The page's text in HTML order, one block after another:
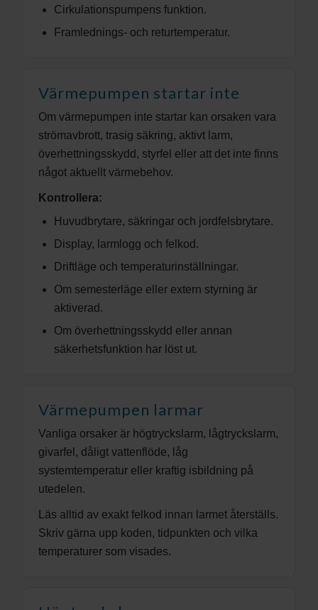
Cirkulationspumpens funktion.
Framlednings- och returtemperatur.
Värmepumpen startar inte
Om värmepumpen inte startar kan orsaken vara
strömavbrott, trasig säkring, aktivt larm,
överhettningsskydd, styrfel eller att det inte finns
något aktuellt värmebehov.
Kontrollera:
Huvudbrytare, säkringar och jordfelsbrytare.
Display, larmlogg och felkod.
Driftläge och temperaturinställningar.
Om semesterläge eller extern styrning är
aktiverad.
Om överhettningsskydd eller annan
säkerhetsfunktion har löst ut.
Värmepumpen larmar
Vanliga orsaker är högtryckslarm, lågtryckslarm,
givarfel, dåligt vattenflöde, låg
systemtemperatur eller kraftig isbildning på
utedelen.
Läs alltid av exakt felkod innan larmet återställs.
Skriv gärna upp koden, tidpunkten och vilka
temperaturer som visades.